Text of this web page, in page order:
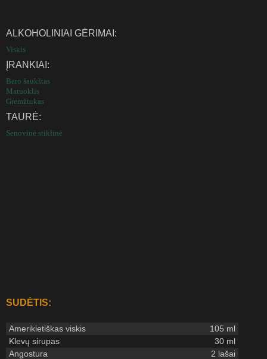
ALKOHOLINIAI GĖRIMAI:
Viskis
ĮRANKIAI:
Baro šaukštas
Matuoklis
Gremžtukas
TAURĖ:
Senovinė stiklinė
SUDĖTIS:
Amerikietiškas viskis
105 ml
Klevų sirupas
30 ml
Angostura
2 lašai